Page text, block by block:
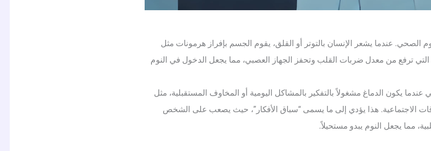
الصحي. عندما يشعر الإنسان بالتوتر أو القلق، يقوم الجسم بإفراز هرمونات مثل
التي ترفع من معدل ضربات القلب وتحفز الجهاز العصبي، مما يجعل الدخول في النوم
عندما يكون الدماغ مشغولاً بالتفكير بالمشاكل اليومية أو المخاوف المستقبلية، مثل
الاجتماعية. هذا يؤدي إلى ما يسمى “سباق الأفكار”، حيث يصعب على الشخص
مما يجعل النوم يبدو مستحيلاً.